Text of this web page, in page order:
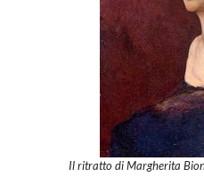
Il ritratto di Margherita